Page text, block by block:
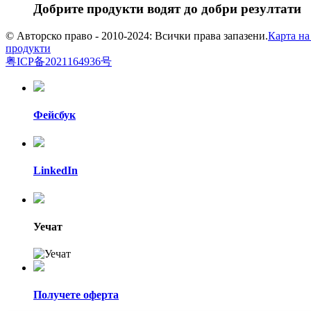
Добрите продукти водят до добри резултати
© Авторско право - 2010-2024: Всички права запазени.Карта на
продукти
粤ICP备2021164936号
Фейсбук
LinkedIn
Уечат
Получете оферта